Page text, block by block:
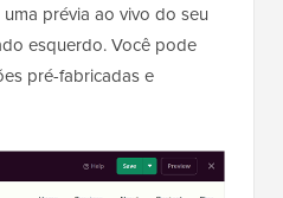
prévia ao vivo do seu
esquerdo. Você pode
pré-fabricadas e